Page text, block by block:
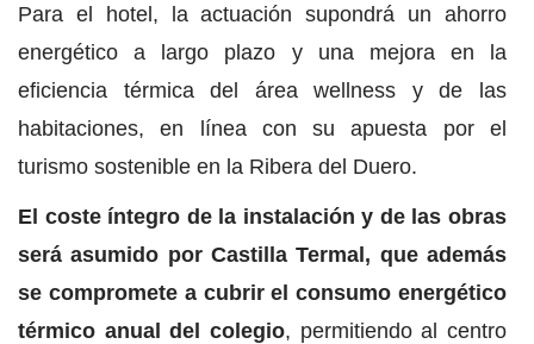
Para el hotel, la actuación supondrá un ahorro
energético a largo plazo y una mejora en la
eficiencia térmica del área wellness y de las
habitaciones, en línea con su apuesta por el
turismo sostenible en la Ribera del Duero.
El coste íntegro de la instalación y de las obras
será asumido por Castilla Termal, que además
se compromete a cubrir el consumo energético
térmico anual del colegio, permitiendo al centro